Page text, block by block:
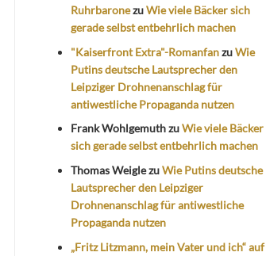
RuhrbaronezuWie viele Bäcker sich
gerade selbst entbehrlich machen
"Kaiserfront Extra"-RomanfanzuWie
Putins deutsche Lautsprecher den
Leipziger Drohnenanschlag für
antiwestliche Propaganda nutzen
Frank WohlgemuthzuWie viele Bäcker
sich gerade selbst entbehrlich machen
Thomas WeiglezuWie Putins deutsche
Lautsprecher den Leipziger
Drohnenanschlag für antiwestliche
Propaganda nutzen
„Fritz Litzmann, mein Vater und ich“ auf